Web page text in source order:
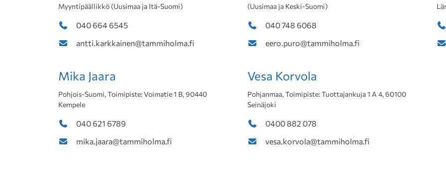
Myyntipäällikkö (Uusimaa ja Itä-Suomi)
040 664 6545
antti.karkkainen@tammiholma.fi
(Uusimaa ja Keski-Suomi)
040 748 6068
eero.puro@tammiholma.fi
Mika Jaara
Pohjois-Suomi, Toimipiste: Voimatie 1 B, 90440
Kempele
040 621 6789
mika.jaara@tammiholma.fi
Vesa Korvola
Pohjanmaa, Toimipiste: Tuottajankuja 1 A 4, 60100
Seinäjoki
0400 882 078
vesa.korvola@tammiholma.fi